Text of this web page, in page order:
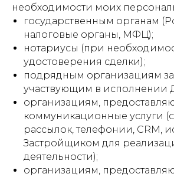
необходимости моих
государственным органам
налоговые органы, МФЦ);
нотариусы (при
удостоверения сделки);
подрядным организациям
участвующим в исполнении
организациям,
коммуникационные услуги
рассылок, телефонии, CRM,
Застройщиком для
деятельности);
организациям,